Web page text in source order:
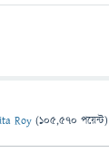
Roy (105,570 পয়েন্ট)